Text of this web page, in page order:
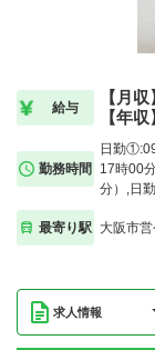
給与
【月
【年
勤務時間
日勤
17時00
分）,日
最寄り駅 大阪市
求人情報